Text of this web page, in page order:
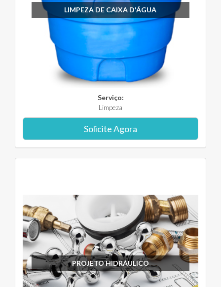
LIMPEZA DE CAIXA D'ÁGUA
Serviço:
Limpeza
Solicite Agora
PROJETO HIDRÁULICO